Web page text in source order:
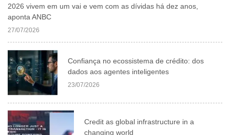
2026 vivem em um vai e vem com as dívidas há dez anos,
aponta ANBC
27/07/2026
Confiança no ecossistema de crédito: dos
dados aos agentes inteligentes
23/07/2026
Credit as global infrastructure in a
changing world